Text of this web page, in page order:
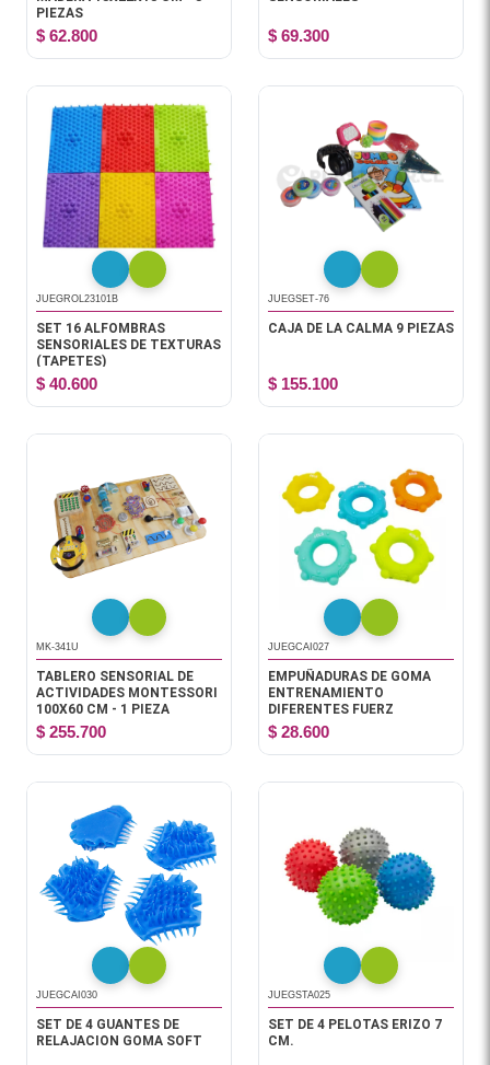
PIEZAS
$ 62.800 $ 69.300
JUEGROL23101B
SET 16 ALFOMBRAS
SENSORIALES DE TEXTURAS
(TAPETES)
$ 40.600
JUEGSET-76
CAJA DE LA CALMA 9 PIEZAS
$ 155.100
MK-341U
TABLERO SENSORIAL DE
ACTIVIDADES MONTESSORI
100X60 CM - 1 PIEZA
$ 255.700
JUEGCAI027
EMPUÑADURAS DE GOMA
ENTRENAMIENTO
DIFERENTES FUERZ
$ 28.600
JUEGCAI030
SET DE 4 GUANTES DE
RELAJACION GOMA SOFT
JUEGSTA025
SET DE 4 PELOTAS ERIZO 7
CM.